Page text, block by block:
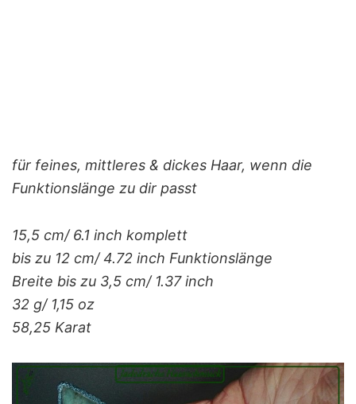
für feines, mittleres & dickes Haar, wenn die
Funktionslänge zu dir passt
15,5 cm/ 6.1 inch komplett
bis zu 12 cm/ 4.72 inch Funktionslänge
Breite bis zu 3,5 cm/ 1.37 inch
32 g/ 1,15 oz
58,25 Karat